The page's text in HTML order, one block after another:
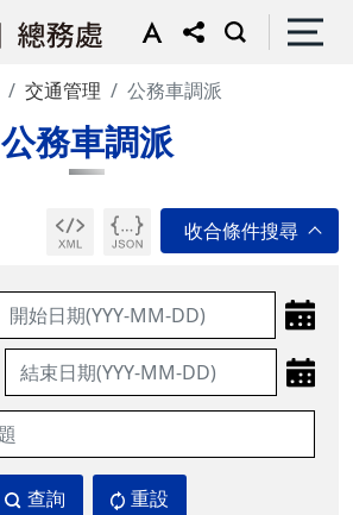
交通管理 公務車調派
公務車調派
查詢 重設